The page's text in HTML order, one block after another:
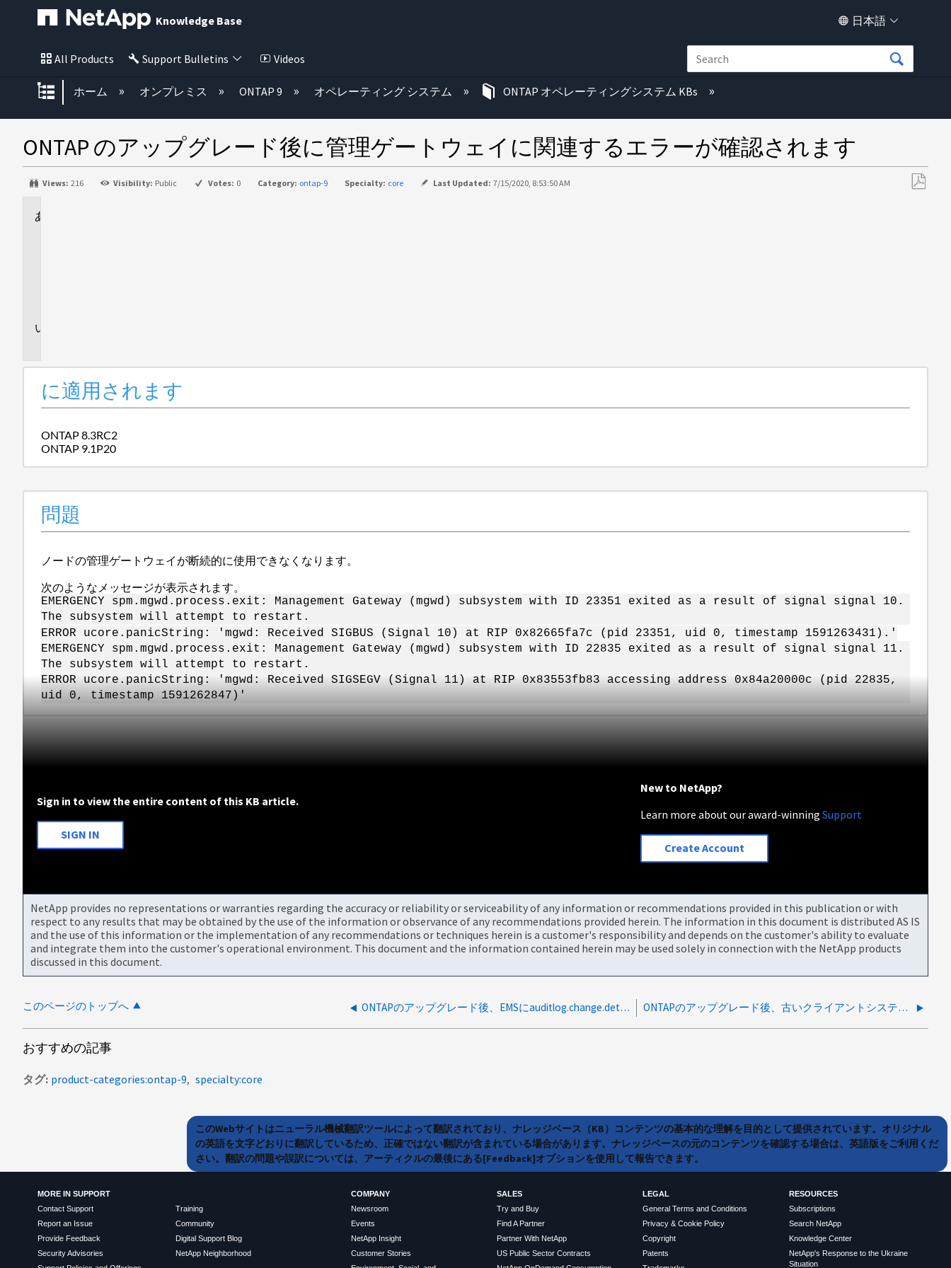
Knowledge Base 日本語
All Products Support Bulletins Videos
グローバル階層を展開/折りたたむ
ホーム オンプレミス ONTAP 9 オペレーティング システム ONTAP オペレーティングシステム KBs
ONTAP のアップグレード後に管理ゲートウェイに関連するエラーが確認されます
Views: 216 Visibility: Public Votes: 0 Category: ontap-9 Specialty: core Last Updated: 7/15/2020, 8:53:50 AM
に適用されます
ONTAP 8.3RC2
ONTAP 9.1P20
問題
ノードの管理ゲートウェイが断続的に使用できなくなります。
次のようなメッセージが表示されます。
EMERGENCY spm.mgwd.process.exit: Management Gateway (mgwd) subsystem with ID 23351 exited as a result of signal signal 10.
The subsystem will attempt to restart.
ERROR ucore.panicString: 'mgwd: Received SIGBUS (Signal 10) at RIP 0x82665fa7c (pid 23351, uid 0, timestamp 1591263431).'
EMERGENCY spm.mgwd.process.exit: Management Gateway (mgwd) subsystem with ID 22835 exited as a result of signal signal 11.
The subsystem will attempt to restart.
ERROR ucore.panicString: 'mgwd: Received SIGSEGV (Signal 11) at RIP 0x83553fb83 accessing address 0x84a20000c (pid 22835,
uid 0, timestamp 1591262847)'
Sign in to view the entire content of this KB article.
SIGN IN
New to NetApp?
Learn more about our award-winningSupport
Create Account
NetApp provides no representations or warranties regarding the accuracy or reliability or serviceability of any information or recommendations provided in this publication or with
respect to any results that may be obtained by the use of the information or observance of any recommendations provided herein. The information in this document is distributed AS IS
and the use of this information or the implementation of any recommendations or techniques herein is a customer's responsibility and depends on the customer's ability to evaluate
and integrate them into the customer's operational environment. This document and the information contained herein may be used solely in connection with the NetApp products
discussed in this document.
このページのトップへ ONTAPのアップグレード後、EMSにauditlog.change.detectedと表示される ONTAPのアップグレード後、古いクライアントシステムはSSH経由で接続できなくなります。
おすすめの記事
タグ product-categories:ontap-9 specialty:core
このWebサイトはニューラル機械翻訳ツールによって翻訳されており、ナレッジベース（KB）コンテンツの基本的な理解を目的として提供されています。オリジナル
の英語を文字どおりに翻訳しているため、正確ではない翻訳が含まれている場合があります。ナレッジベースの元のコンテンツを確認する場合は、英語版をご利用くだ
さい。翻訳の問題や誤訳については、アーティクルの最後にある[Feedback]オプションを使用して報告できます。
MORE IN SUPPORT
Contact Support
Report an Issue
Provide Feedback
Security Advisories
Training
Community
Digital Support Blog
NetApp Neighborhood
COMPANY
Newsroom
Events
NetApp Insight
Customer Stories
SALES
Try and Buy
Find A Partner
Partner With NetApp
US Public Sector Contracts
LEGAL
General Terms and Conditions
Privacy & Cookie Policy
Copyright
Patents
RESOURCES
Subscriptions
Search NetApp
Knowledge Center
NetApp's Response to the Ukraine
Situation